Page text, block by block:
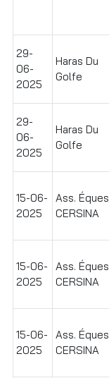
29-
06-
2025
Haras Du
Golfe
29-
06-
2025
Haras Du
Golfe
15-06-
2025
Ass.
CERSINA
15-06-
2025
Ass.
CERSINA
15-06-
2025
Ass.
CERSINA